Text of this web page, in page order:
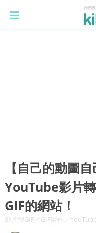
【自己的動圖
YouTube影片
GIF的網站！
影片轉GIF／GIF製作／